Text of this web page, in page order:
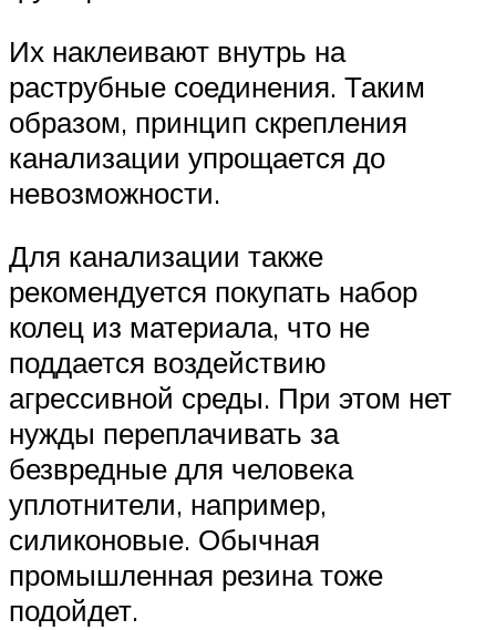
Их наклеивают внутрь на
раструбные соединения. Таким
образом, принцип скрепления
канализации упрощается до
невозможности.
Для канализации также
рекомендуется покупать набор
колец из материала, что не
поддается воздействию
агрессивной среды. При этом нет
нужды переплачивать за
безвредные для человека
уплотнители, например,
силиконовые. Обычная
промышленная резина тоже
подойдет.